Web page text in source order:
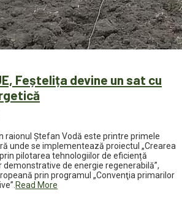
Feștelița devine un sat cu
raionul Ștefan Vodă este printre primele
unde se implementează proiectul „Crearea
pilotarea tehnologiilor de eficiență
demonstrative de energie regenerabilă”,
prin programul „Convenţia primarilor
Read More